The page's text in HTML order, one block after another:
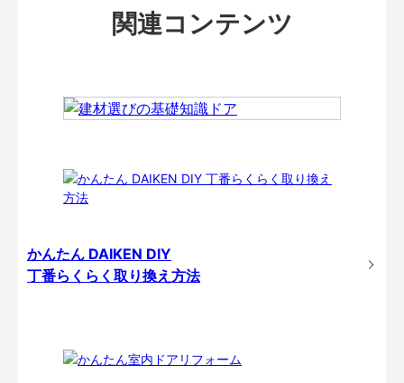
関連コンテンツ
かんたん DAIKEN DIY
丁番らくらく取り換え方法